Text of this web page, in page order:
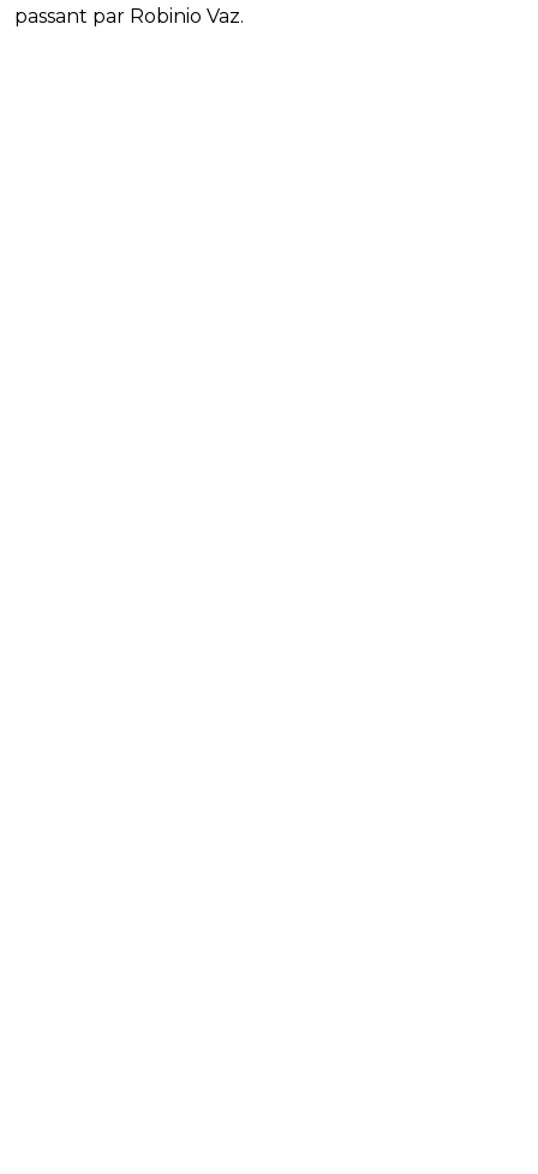
passant par Robinio Vaz.